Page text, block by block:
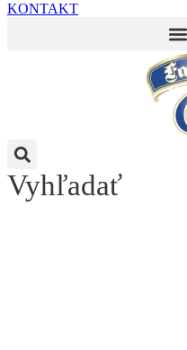
KONTAKT
Vyhľadať